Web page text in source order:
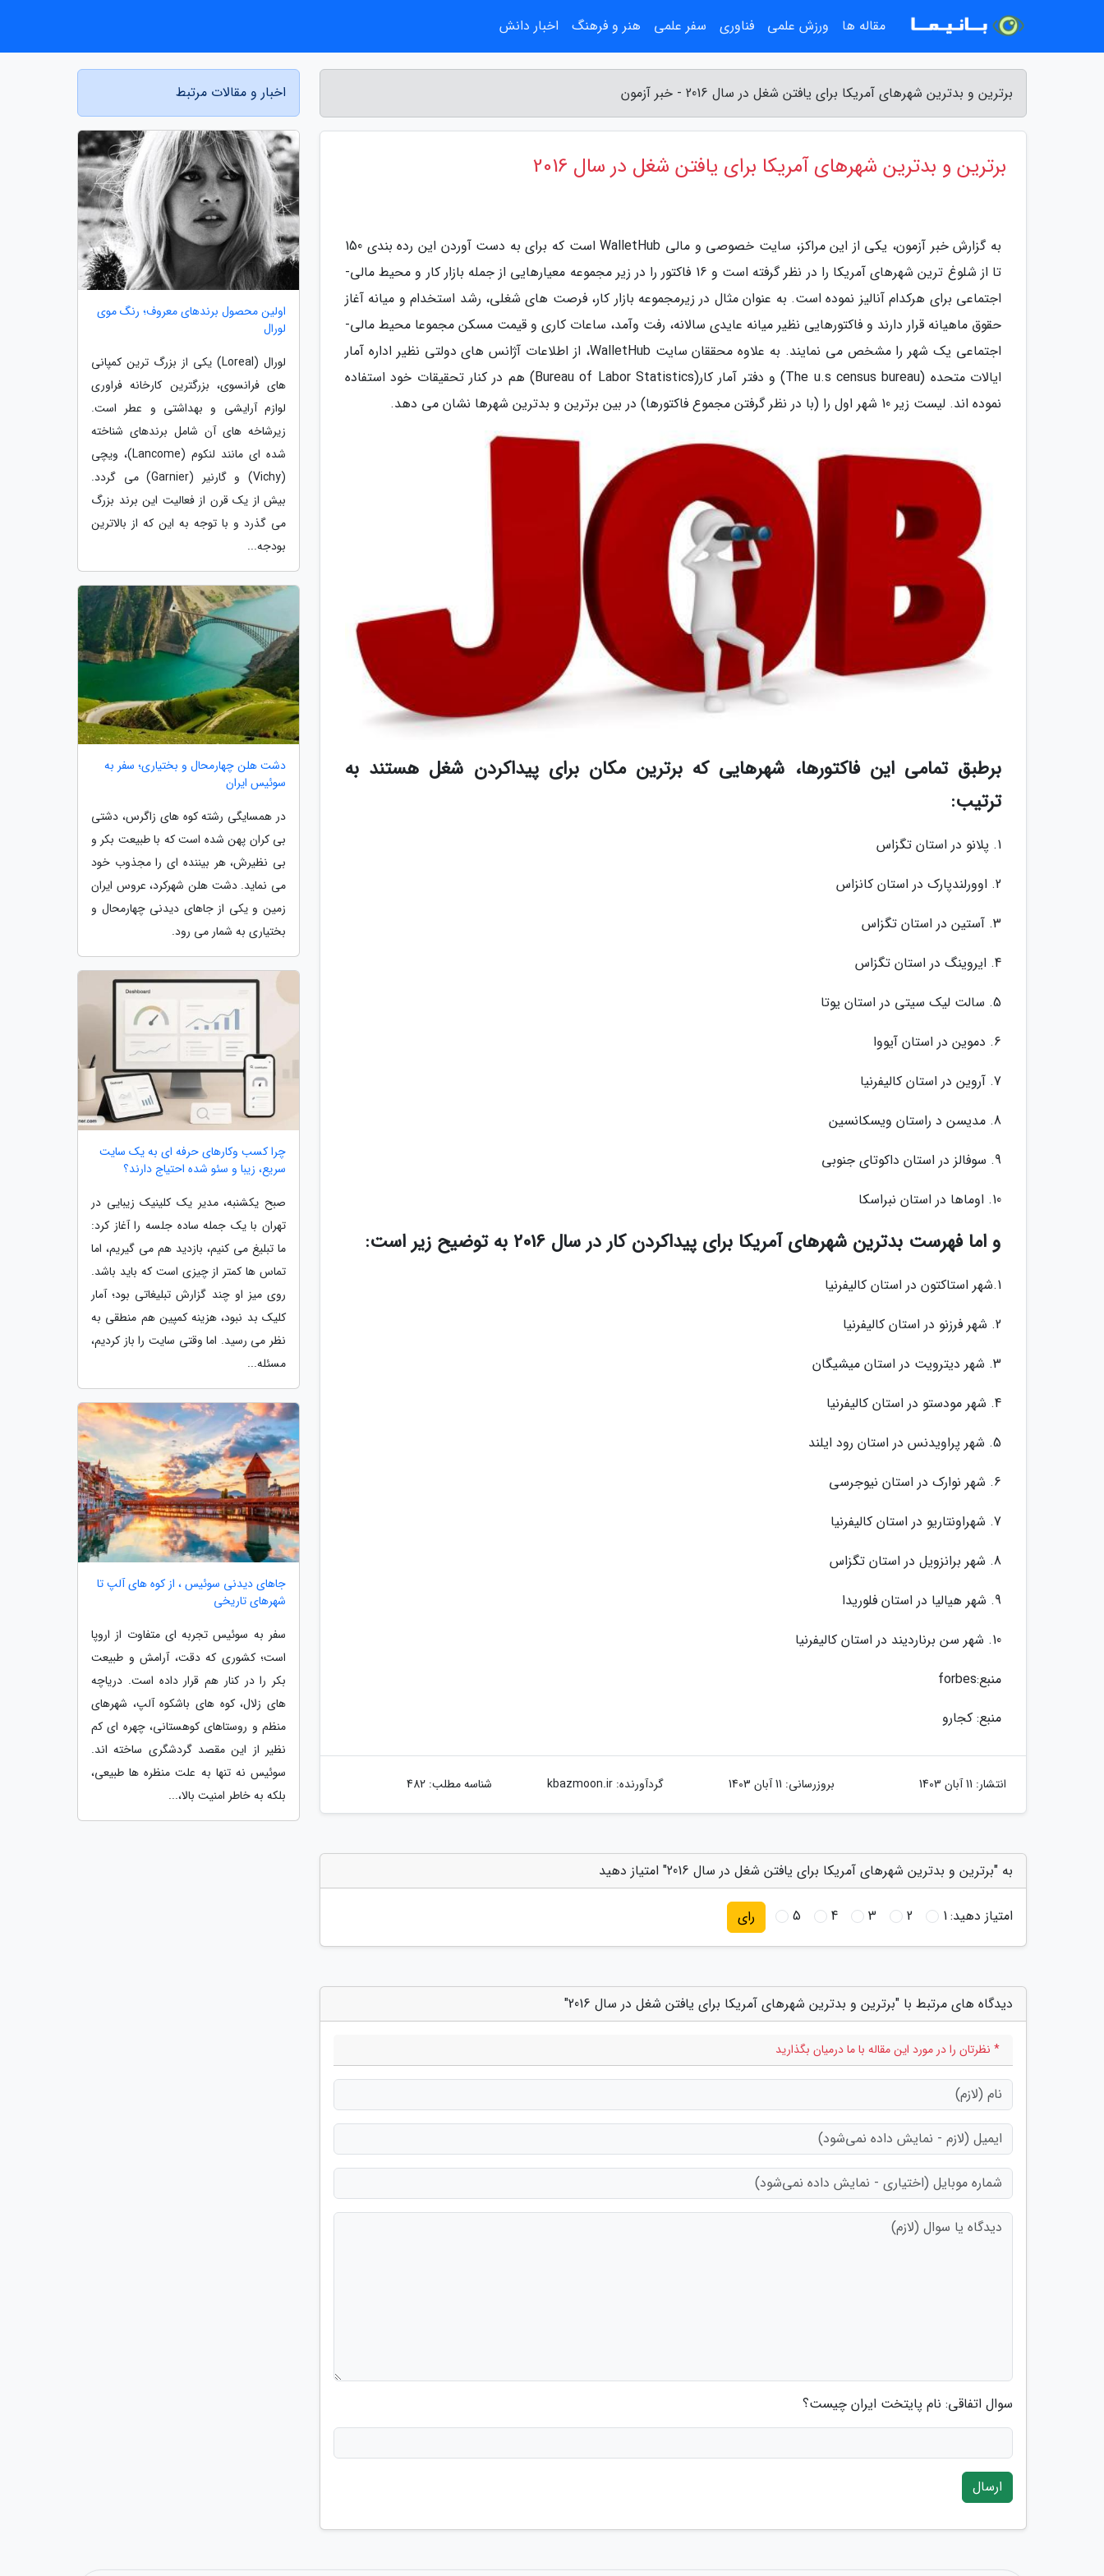
برترین و بدترین شهرهای آمریکا برای یافتن شغل در سال 2016 - خبر آزمون
برترین و بدترین شهرهای آمریکا برای یافتن شغل در سال 2016
به گزارش خبر آزمون، یکی از این مراکز، سایت خصوصی و مالی WalletHub است که برای به دست آوردن این رده بندی 150
تا از شلوغ ترین شهرهای آمریکا را در نظر گرفته است و 16 فاکتور را در زیر مجموعه معیارهایی از جمله بازار کار و محیط مالی-
اجتماعی برای هرکدام آنالیز نموده است. به عنوان مثال در زیرمجموعه بازار کار، فرصت های شغلی، رشد استخدام و میانه آغاز
حقوق ماهیانه قرار دارند و فاکتورهایی نظیر میانه عایدی سالانه، رفت وآمد، ساعات کاری و قیمت مسکن مجموعا محیط مالی-
اجتماعی یک شهر را مشخص می نمایند. به علاوه محققان سایت WalletHub، از اطلاعات آژانس های دولتی نظیر اداره آمار
ایالات متحده (The u.s census bureau) و دفتر آمار کار(Bureau of Labor Statistics) هم در کنار تحقیقات خود استفاده
نموده اند. لیست زیر 10 شهر اول را (با در نظر گرفتن مجموع فاکتورها) در بین برترین و بدترین شهرها نشان می دهد.
برطبق تمامی این فاکتورها، شهرهایی که برترین مکان برای پیداکردن شغل هستند به
ترتیب:
1. پلانو در استان تگزاس
2. اوورلندپارک در استان کانزاس
3. آستین در استان تگزاس
4. ایروینگ در استان تگزاس
5. سالت لیک سیتی در استان یوتا
6. دموین در استان آیووا
7. آروین در استان کالیفرنیا
8. مدیسن د راستان ویسکانسین
9. سوفالز در استان داکوتای جنوبی
10. اوماها در استان نبراسکا
و اما فهرست بدترین شهرهای آمریکا برای پیداکردن کار در سال 2016 به توضیح زیر است:
1.شهر استاکتون در استان کالیفرنیا
2. شهر فرزنو در استان کالیفرنیا
3. شهر دیترویت در استان میشیگان
4. شهر مودستو در استان کالیفرنیا
5. شهر پراویدنس در استان رود ایلند
6. شهر نوارک در استان نیوجرسی
7. شهراونتاریو در استان کالیفرنیا
8. شهر برانزویل در استان تگزاس
9. شهر هیالیا در استان فلوریدا
10. شهر سن برناردیند در استان کالیفرنیا
منبع:forbes
منبع: کجارو
انتشار: 11 آبان 1403 بروزرسانی: 11 آبان 1403 گردآورنده:kbazmoon.ir شناسه مطلب: 482
به "برترین و بدترین شهرهای آمریکا برای یافتن شغل در سال 2016" امتیاز دهید
امتیاز دهید:1
2
3
4
5 رای
دیدگاه های مرتبط با "برترین و بدترین شهرهای آمریکا برای یافتن شغل در سال 2016"
* نظرتان را در مورد این مقاله با ما درمیان بگذارید
سوال اتفاقی: نام پایتخت ایران چیست؟
ارسال
اخبار و مقالات مرتبط
اولین محصول برندهای معروف؛ رنگ موی
لورال
لورال (Loreal) یکی از بزرگ ترین کمپانی
های فرانسوی، بزرگترین کارخانه فراوری
لوازم آرایشی و بهداشتی و عطر است.
زیرشاخه های آن شامل برندهای شناخته
شده ای مانند لنکوم (Lancome)، ویچی
(Vichy) و گارنیر (Garnier) می گردد.
بیش از یک قرن از فعالیت این برند بزرگ
می گذرد و با توجه به این که از بالاترین
بودجه...
دشت هلن چهارمحال و بختیاری؛ سفر به
سوئیس ایران
در همسایگی رشته کوه های زاگرس، دشتی
بی کران پهن شده است که با طبیعت بکر و
بی نظیرش، هر بیننده ای را مجذوب خود
می نماید. دشت هلن شهرکرد، عروس ایران
زمین و یکی از جاهای دیدنی چهارمحال و
بختیاری به شمار می رود.
چرا کسب وکارهای حرفه ای به یک سایت
سریع، زیبا و سئو شده احتیاج دارند؟
صبح یکشنبه، مدیر یک کلینیک زیبایی در
تهران با یک جمله ساده جلسه را آغاز کرد:
ما تبلیغ می کنیم، بازدید هم می گیریم، اما
تماس ها کمتر از چیزی است که باید باشد.
روی میز او چند گزارش تبلیغاتی بود؛ آمار
کلیک بد نبود، هزینه کمپین هم منطقی به
نظر می رسید. اما وقتی سایت را باز کردیم،
مسئله...
جاهای دیدنی سوئیس ، از کوه های آلپ تا
شهرهای تاریخی
سفر به سوئیس تجربه ای متفاوت از اروپا
است؛ کشوری که دقت، آرامش و طبیعت
بکر را در کنار هم قرار داده است. دریاچه
های زلال، کوه های باشکوه آلپ، شهرهای
منظم و روستاهای کوهستانی، چهره ای کم
نظیر از این مقصد گردشگری ساخته اند.
سوئیس نه تنها به علت منظره ها طبیعی،
بلکه به خاطر امنیت بالا،...
مقاله ها ورزش علمی فناوری سفر علمی هنر و فرهنگ اخبار دانش